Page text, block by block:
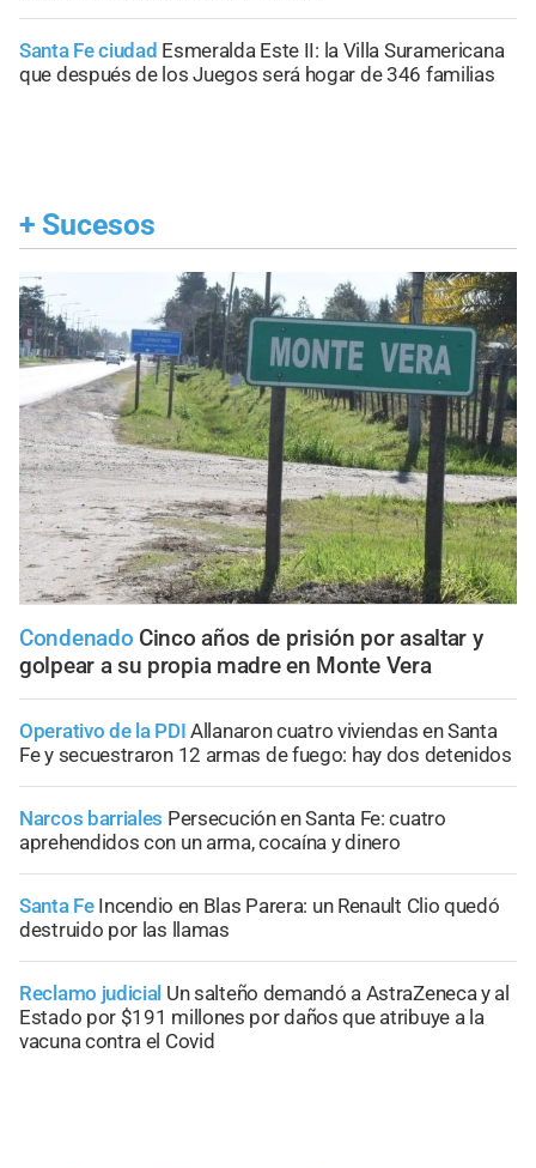
Santa Fe ciudad Esmeralda Este II: la Villa Suramericana
que después de los Juegos será hogar de 346 familias
+ Sucesos
Condenado Cinco años de prisión por asaltar y
golpear a su propia madre en Monte Vera
Operativo de la PDI Allanaron cuatro viviendas en Santa
Fe y secuestraron 12 armas de fuego: hay dos detenidos
Narcos barriales Persecución en Santa Fe: cuatro
aprehendidos con un arma, cocaína y dinero
Santa Fe Incendio en Blas Parera: un Renault Clio quedó
destruido por las llamas
Reclamo judicial Un salteño demandó a AstraZeneca y al
Estado por $191 millones por daños que atribuye a la
vacuna contra el Covid